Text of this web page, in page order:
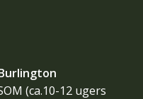
(ca.10-12 ugers